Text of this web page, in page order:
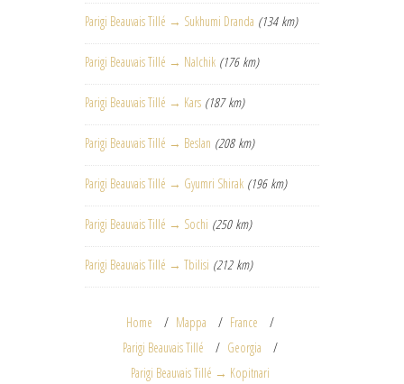
Parigi Beauvais Tillé → Sukhumi Dranda (134 km)
Parigi Beauvais Tillé → Nalchik (176 km)
Parigi Beauvais Tillé → Kars (187 km)
Parigi Beauvais Tillé → Beslan (208 km)
Parigi Beauvais Tillé → Gyumri Shirak (196 km)
Parigi Beauvais Tillé → Sochi (250 km)
Parigi Beauvais Tillé → Tbilisi (212 km)
Home Mappa
France
Parigi Beauvais Tillé
Georgia
Parigi Beauvais Tillé → Kopitnari